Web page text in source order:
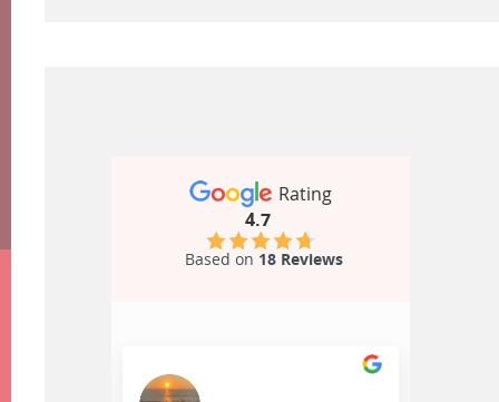
Rating
4.7
Based on 18 Reviews